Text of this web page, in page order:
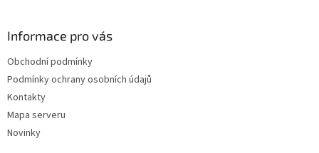
Informace pro vás
Obchodní podmínky
Podmínky ochrany osobních údajů
Kontakty
Mapa serveru
Novinky